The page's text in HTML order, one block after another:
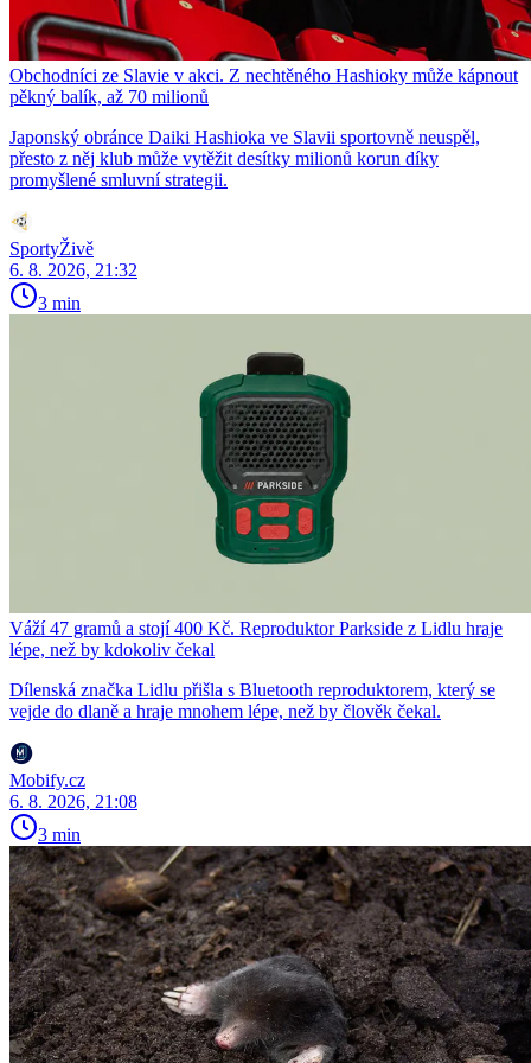
Obchodníci ze Slavie v akci. Z nechtěného Hashioky může kápnout
pěkný balík, až 70 milionů
Japonský obránce Daiki Hashioka ve Slavii sportovně neuspěl,
přesto z něj klub může vytěžit desítky milionů korun díky
promyšlené smluvní strategii.
SportyŽivě
6. 8. 2026, 21:32
3 min
Váží 47 gramů a stojí 400 Kč. Reproduktor Parkside z Lidlu hraje
lépe, než by kdokoliv čekal
Dílenská značka Lidlu přišla s Bluetooth reproduktorem, který se
vejde do dlaně a hraje mnohem lépe, než by člověk čekal.
Mobify.cz
6. 8. 2026, 21:08
3 min